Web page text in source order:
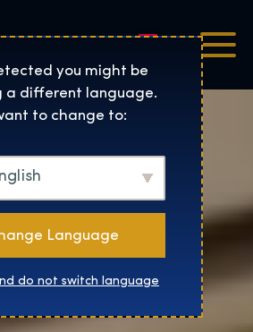
Potter™: De
Nederlands
you might be
a different language.
to change to:
Language
do not switch language